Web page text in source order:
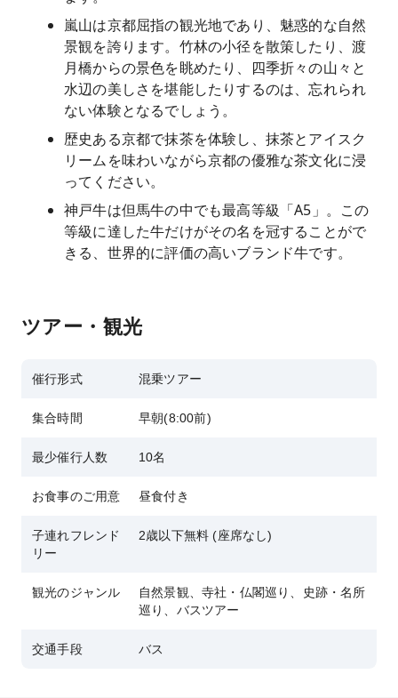
嵐山は京都屈指の観光地であり、魅惑的な自然
景観を誇ります。竹林の小径を散策したり、渡
月橋からの景色を眺めたり、四季折々の山々と
水辺の美しさを堪能したりするのは、忘れられ
ない体験となるでしょう。
歴史ある京都で抹茶を体験し、抹茶とアイスク
リームを味わいながら京都の優雅な茶文化に浸
ってください。
神戸牛は但馬牛の中でも最高等級「A5」。この
等級に達した牛だけがその名を冠することがで
きる、世界的に評価の高いブランド牛です。
ツアー・観光
催行形式 混乗ツアー
集合時間 早朝(8:00前)
最少催行人数 10名
お食事のご用意 昼食付き
子連れフレンド
リー
2歳以下無料 (座席なし)
観光のジャンル
自然景観、寺社・仏閣巡り、史跡・名所
巡り、バスツアー
交通手段 バス